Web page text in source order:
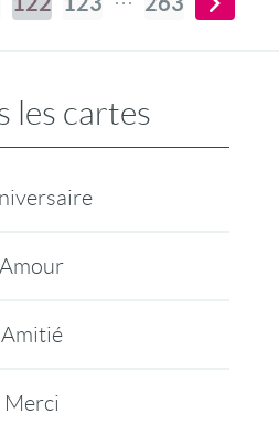
les cartes
Amour
Amitié
Merci